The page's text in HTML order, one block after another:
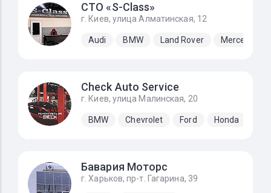
СТО «S-Class»
г. Киев, улица Алматинская, 12
Audi BMW Land Rover Mercedes-
Check Auto Service
г. Киев, улица Малинская, 20
BMW Chevrolet Ford Honda
Бавария Моторс
г. Харьков, пр-т. Гагарина, 39